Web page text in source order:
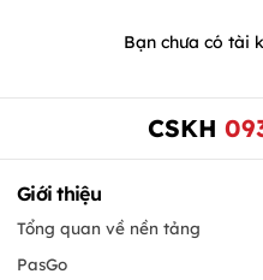
Bạn chưa có tài
CSKH
Giới thiệu
Tổng quan về nền tảng
PasGo